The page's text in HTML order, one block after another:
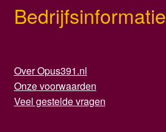
Bedrijfsinformatie
Over Opus391.nl
Onze voorwaarden
Veel gestelde vragen